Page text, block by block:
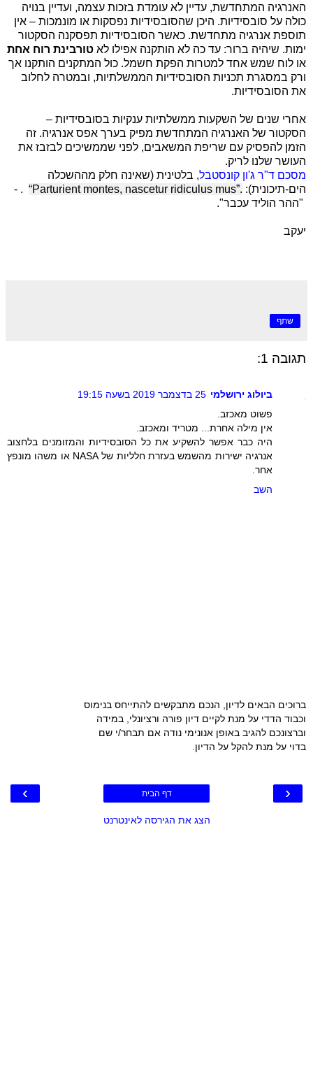
האנרגיה המתחדשת, עדיין לא עומדת בזכות עצמה, ועדיין בנויה
כולה על סובסידיות. היכן שהסובסידיות נפסקות או מונמכות – אין
תוספת אנרגיה מתחדשת. כאשר הסובסידיות תפסקנה הסקטור
ימות. שיהיה ברור: עד כה לא הותקנה אפילו לא טורבינת רוח אחת
או לוח שמש אחד למטרות הפקת חשמל. כול המתקנים הותקנו אך
ורק במסגרת תכניות הסובסידיות הממשלתיות, ובמטרה לחלוב
את הסובסידיות.
אחרי שנים של השקעות ממשלתיות ענקיות בסובסידיות –
הסקטור של האנרגיה המתחדשת מפיק בערך אפס אנרגיה. זה
הזמן להפסיק עם שריפת המשאבים, לפני שממשיכים לבזבז את
העושר שלנו לריק.
מסכם ד"ר ג'ון קונסטבל, בלטינית (שאינה חלק מההשכלה
הים-תיכונית): “Parturient montes, nascetur ridiculus mus”.
. -
"ההר הוליד עכבר".
יעקב
שתף
תגובה 1:
ביולוג ירושלמי 25 בדצמבר 2019 בשעה 19:15
פשוט מאכזב.
אין מילה אחרת... מטריד ומאכזב.
היה כבר אפשר להשקיע את כל הסובסידיות והמזומנים בלחצוב
אנרגיה ישירות מהשמש בעזרת חלליות של NASA או משהו מונפץ
אחר.
השב
ברוכים הבאים לדיון, הנכם מתבקשים להתייחס בנימוס
וכבוד הדדי על מנת לקיים דיון פורה ורציונלי, במידה
וברצונכם להגיב באופן אנונימי נודה אם תבחר/י שם
בדוי על מנת להקל על הדיון.
‹
› דף הבית
הצג את הגירסה לאינטרנט